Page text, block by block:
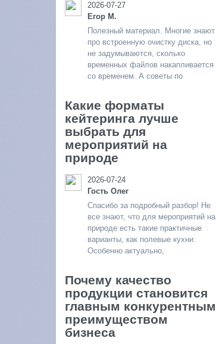
2026-07-27
Егор М.
Полезный материал. Многие знают
про встроенную очистку диска, но
не задумываются, сколько
временных файлов накапливается
со временем. А советы по
Какие форматы
кейтеринга лучше
выбрать для
мероприятий на
природе
2026-07-24
Гость Олег
Спасибо за подробный разбор! Не
все знают, что для мероприятий на
природе есть такие практичные
варианты, как полевые кухни.
Особенно актуально,
Почему качество
продукции становится
главным конкурентным
преимуществом
бизнеса